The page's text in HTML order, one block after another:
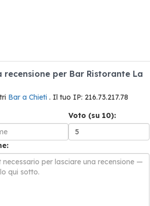
recensione per Bar Ristorante La
Bar a Chieti . Il tuo IP: 216.73.217.78
Voto (su 10):